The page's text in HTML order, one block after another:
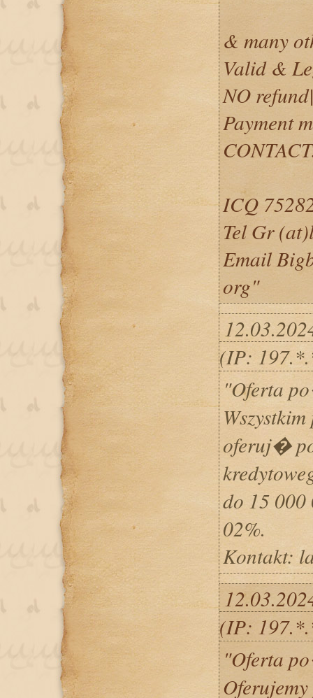
& many
Valid &
NO
Payment
ICQ
Tel Gr
Email
org"
(IP:
"Oferta
oferuj�
do 15
02%.
Kontakt:
(IP:
"Oferta